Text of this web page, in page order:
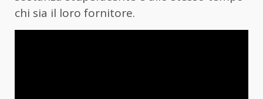
chi sia il loro fornitore.